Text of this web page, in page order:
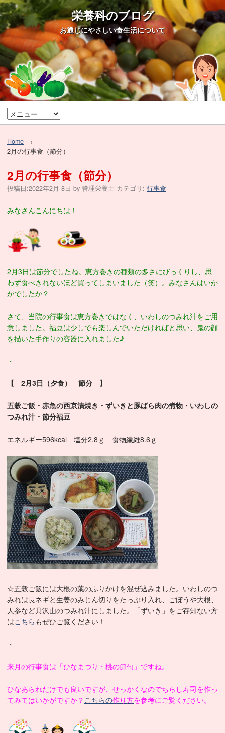
栄養科のブログ
お通じにやさしい食生活について
Home
2月の行事食（節分）
2月の行事食（節分）
投稿日:2022年2月 8日 by 管理栄養士 カテゴリ: 行事食
みなさんこんにちは！
2月3日は節分でしたね。恵方巻きの種類の多さにびっくりし、思
わず食べきれないほど買ってしまいました（笑）。みなさんはいか
がでしたか？
さて、当院の行事食は恵方巻きではなく、いわしのつみれ汁をご用
意しました。福豆は少しでも楽しんでいただければと思い、鬼の顔
を描いた手作りの容器に入れました♪
・
【 2月3日（夕食） 節分 】
五穀ご飯・赤魚の西京漬焼き・ずいきと豚ばら肉の煮物・いわしの
つみれ汁・節分福豆
エネルギー596kcal 塩分2.8ｇ 食物繊維8.6ｇ
☆五穀ご飯には大根の葉のふりかけを混ぜ込みました。いわしのつ
みれは長ネギと生姜のみじん切りをたっぷり入れ、ごぼうや大根、
人参など具沢山のつみれ汁にしました。「ずいき」をご存知ない方
はこちら もぜひご覧ください！
・
来月の行事食は「ひなまつり・桃の節句」ですね。
ひなあられだけでも良いですが、せっかくなのでちらし寿司を作っ
てみてはいかがですか？ こちらの作り方を参考にご覧ください。